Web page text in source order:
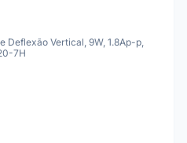
Deflexão Vertical, 9W, 1.8Ap-p,
7H